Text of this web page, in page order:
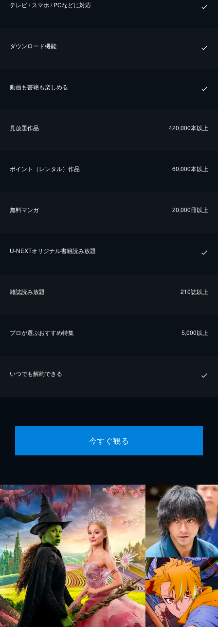
テレビ / スマホ / PCなどに対応
ダウンロード機能
動画も書籍も楽しめる
⾒放題作品 420,000本以上
ポイント（レンタル）作品 60,000本以上
無料マンガ 20,000冊以上
U-NEXTオリジナル書籍読み放題
雑誌読み放題 210誌以上
プロが選ぶおすすめ特集 5,000以上
いつでも解約できる
今すぐ観る